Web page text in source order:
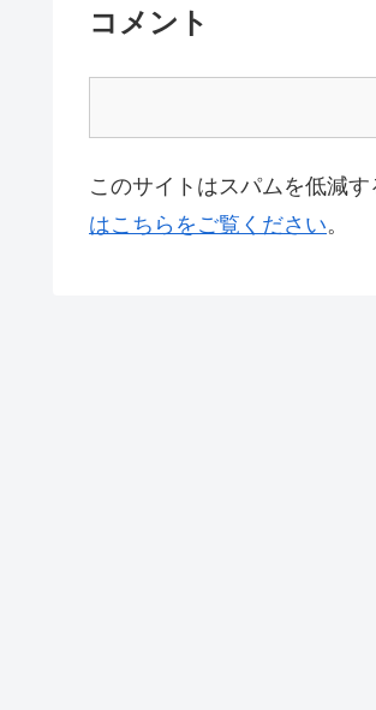
コメント
このサイトはスパムを低減
はこちらをご覧ください。